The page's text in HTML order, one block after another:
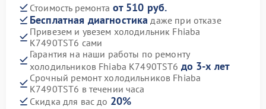
Стоимость ремонта от 510 руб.
Бесплатная диагностика даже при отказе
Привезем и увезем холодильник Fhiaba
K7490TST6 сами
Гарантия на наши работы по ремонту
холодильников Fhiaba K7490TST6 до 3-х лет
Срочный ремонт холодильников Fhiaba
K7490TST6 в течении часа
Скидка для вас до 20%